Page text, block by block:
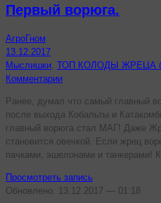
Первый ворюга.
АгроГном
13.12.2017
Мыслишки, ТОП КОЛОДЫ ЖРЕЦА
Комментарии
Ранее, думал что самый главный
после выхода Кобальты и
главный ворюга стал МАГ! Даже
становится овечкой. Если жрец
пачками, эшелонами и танкерами!
Просмотреть запись
Обновлено: 13.12.2017 — 01:18